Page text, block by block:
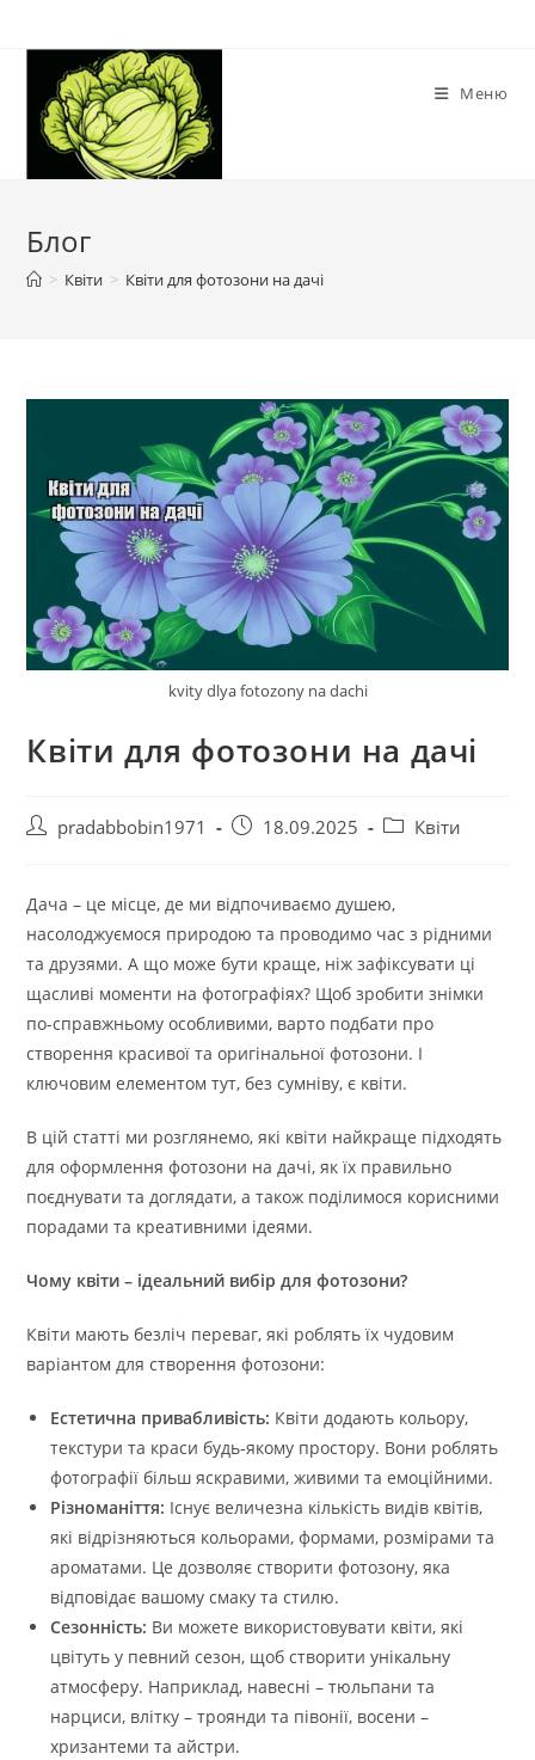
Меню
Блог
> Квіти > Квіти для фотозони на дачі
kvity dlya fotozony na dachi
Квіти для фотозони на дачі
Авторpradabbobin1971
Запис18.09.2025
Категорія
Квіти
Дача – це місце, де ми відпочиваємо душею,
насолоджуємося природою та проводимо час з рідними
та друзями. А що може бути краще, ніж зафіксувати ці
щасливі моменти на фотографіях? Щоб зробити знімки
по-справжньому особливими, варто подбати про
створення красивої та оригінальної фотозони. І
ключовим елементом тут, без сумніву, є квіти.
В цій статті ми розглянемо, які квіти найкраще підходять
для оформлення фотозони на дачі, як їх правильно
поєднувати та доглядати, а також поділимося корисними
порадами та креативними ідеями.
Чому квіти – ідеальний вибір для фотозони?
Квіти мають безліч переваг, які роблять їх чудовим
варіантом для створення фотозони:
Естетична привабливість: Квіти додають кольору,
текстури та краси будь-якому простору. Вони роблять
фотографії більш яскравими, живими та емоційними.
Різноманіття: Існує величезна кількість видів квітів,
які відрізняються кольорами, формами, розмірами та
ароматами. Це дозволяє створити фотозону, яка
відповідає вашому смаку та стилю.
Сезонність: Ви можете використовувати квіти, які
цвітуть у певний сезон, щоб створити унікальну
атмосферу. Наприклад, навесні – тюльпани та
нарциси, влітку – троянди та півонії, восени –
хризантеми та айстри.